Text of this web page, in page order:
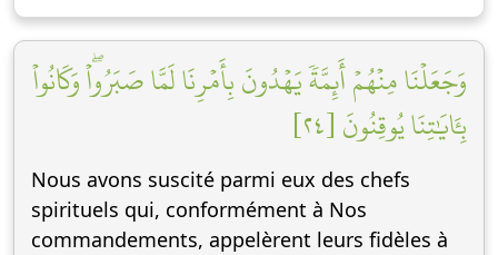
وَجَعَلۡنَا مِنۡهُمۡ أَئِمَّةٗ يَهۡدُونَ بِأَمۡرِنَا لَمَّا صَبَرُواْۖ وَكَانُواْ
بِـَٔايَٰتِنَا يُوقِنُونَ [٢٤]
Nous avons suscité parmi eux des chefs
spirituels qui, conformément à Nos
commandements, appelèrent leurs fidèles à